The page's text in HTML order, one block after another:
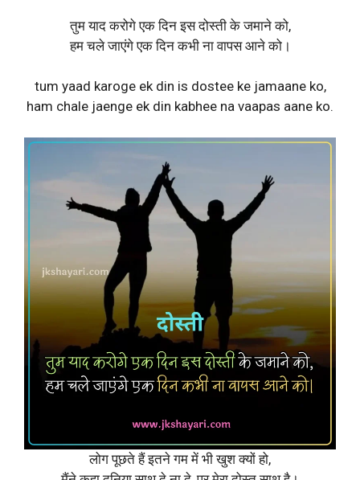
तुम याद करोगे एक दिन इस दोस्ती के जमाने को,
हम चले जाएंगे एक दिन कभी ना वापस आने को।
tum yaad karoge ek din is dostee ke jamaane ko,
ham chale jaenge ek din kabhee na vaapas aane ko.
लोग पूछते हैं इतने गम में भी खुश क्यों हो,